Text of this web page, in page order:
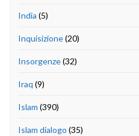
India (5)
Inquisizione(20)
Insorgenze(32)
Iraq (9)
Islam (390)
Islam dialogo (35)